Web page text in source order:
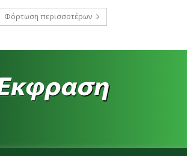
Φόρτωση περισσοτέρων